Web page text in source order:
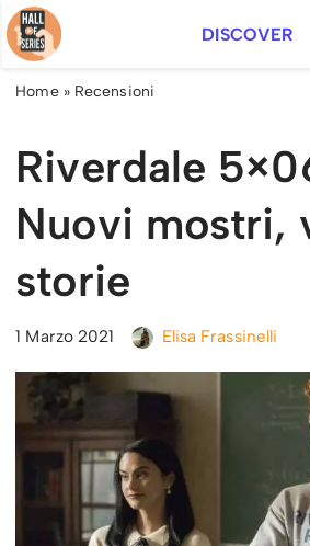
Vai
al
DISCOVER
Home» Recensioni
Riverdale
Nuovi mostri,
storie
1 Marzo 2021 Elisa Frassinelli